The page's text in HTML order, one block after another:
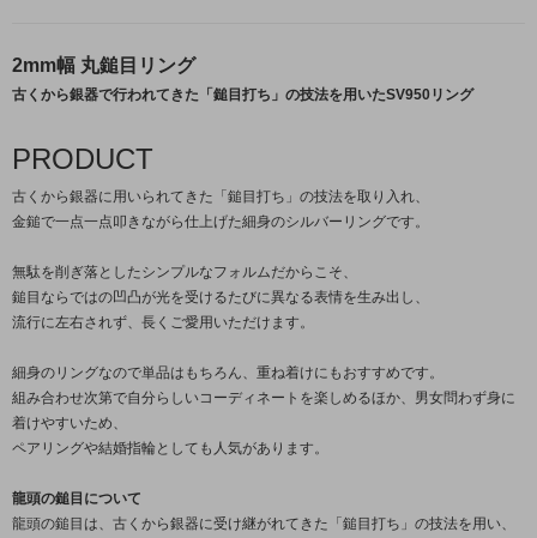
2mm幅 丸鎚目リング
古くから銀器で行われてきた「鎚目打ち」の技法を用いたSV950リング
PRODUCT
古くから銀器に用いられてきた「鎚目打ち」の技法を取り入れ、
金鎚で一点一点叩きながら仕上げた細身のシルバーリングです。
無駄を削ぎ落としたシンプルなフォルムだからこそ、
鎚目ならではの凹凸が光を受けるたびに異なる表情を生み出し、
流行に左右されず、長くご愛用いただけます。
細身のリングなので単品はもちろん、重ね着けにもおすすめです。
組み合わせ次第で自分らしいコーディネートを楽しめるほか、男女問わず身に
着けやすいため、
ペアリングや結婚指輪としても人気があります。
龍頭の鎚目について
龍頭の鎚目は、古くから銀器に受け継がれてきた「鎚目打ち」の技法を用い、